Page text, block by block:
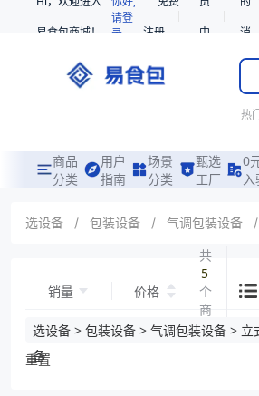
易食包商城！
请登
录
注册
中
消
息
热
商品
分类
用户
指南
场景
分类
甄选
工厂
0
入
选设备 / 包装设备 / 气调包装设备 /
销量 价格
共
5
个
商
品
选设备 > 包装设备 > 气调包装设备 > 立
备
重置